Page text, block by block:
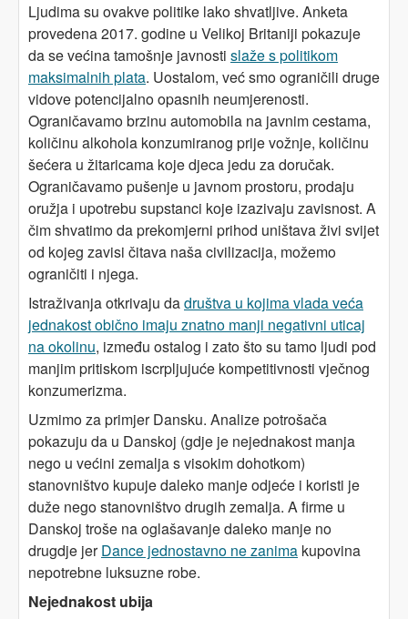
Ljudima su ovakve politike lako shvatljive. Anketa
provedena 2017. godine u Velikoj Britaniji pokazuje
da se većina tamošnje javnosti slaže s politikom
maksimalnih plata. Uostalom, već smo ograničili druge
vidove potencijalno opasnih neumjerenosti.
Ograničavamo brzinu automobila na javnim cestama,
količinu alkohola konzumiranog prije vožnje, količinu
šećera u žitaricama koje djeca jedu za doručak.
Ograničavamo pušenje u javnom prostoru, prodaju
oružja i upotrebu supstanci koje izazivaju zavisnost. A
čim shvatimo da prekomjerni prihod uništava živi svijet
od kojeg zavisi čitava naša civilizacija, možemo
ograničiti i njega.
Istraživanja otkrivaju dadruštva u kojima vlada veća
jednakost obično imaju znatno manji negativni uticaj
na okolinu, između ostalog i zato što su tamo ljudi pod
manjim pritiskom iscrpljujuće kompetitivnosti vječnog
konzumerizma.
Uzmimo za primjer Dansku. Analize potrošača
pokazuju da u Danskoj (gdje je nejednakost manja
nego u većini zemalja s visokim dohotkom)
stanovništvo kupuje daleko manje odjeće i koristi je
duže nego stanovništvo drugih zemalja. A firme u
Danskoj troše na oglašavanje daleko manje no
drugdje jerDance jednostavno ne zanima kupovina
nepotrebne luksuzne robe.
Nejednakost ubija